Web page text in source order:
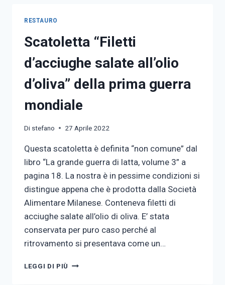
RESTAURO
Scatoletta “Filetti
d’acciughe salate all’olio
d’oliva” della prima guerra
mondiale
Di stefano 27 Aprile 2022
Questa scatoletta è definita “non comune” dal
libro “La grande guerra di latta, volume 3” a
pagina 18. La nostra è in pessime condizioni si
distingue appena che è prodotta dalla Società
Alimentare Milanese. Conteneva filetti di
acciughe salate all’olio di oliva. E’ stata
conservata per puro caso perché al
ritrovamento si presentava come un…
LEGGI DI PIÙ SCATOLETTA